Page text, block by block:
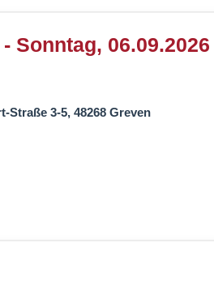
Sonntag, 06.09.2026
Straße 3-5, 48268 Greven